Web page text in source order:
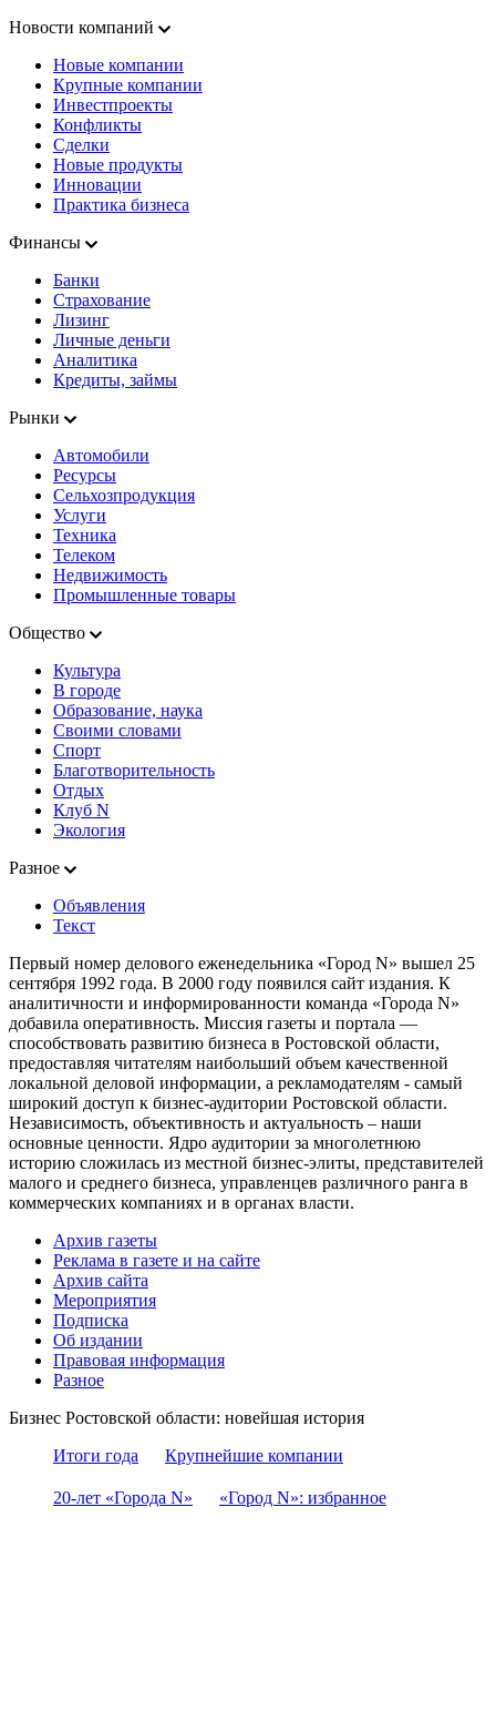
Новости компаний
Новые компании
Крупные компании
Инвестпроекты
Конфликты
Сделки
Новые продукты
Инновации
Практика бизнеса
Финансы
Банки
Страхование
Лизинг
Личные деньги
Аналитика
Кредиты, займы
Рынки
Автомобили
Ресурсы
Сельхозпродукция
Услуги
Техника
Телеком
Недвижимость
Промышленные товары
Общество
Культура
В городе
Образование, наука
Своими словами
Спорт
Благотворительность
Отдых
Клуб N
Экология
Разное
Объявления
Текст
Первый номер делового еженедельника «Город N» вышел 25
сентября 1992 года. В 2000 году появился сайт издания. К
аналитичности и информированности команда «Города N»
добавила оперативность. Миссия газеты и портала —
способствовать развитию бизнеса в Ростовской области,
предоставляя читателям наибольший объем качественной
локальной деловой информации, а рекламодателям - самый
широкий доступ к бизнес-аудитории Ростовской области.
Независимость, объективность и актуальность – наши
основные ценности. Ядро аудитории за многолетнюю
историю сложилась из местной бизнес-элиты, представителей
малого и среднего бизнеса, управленцев различного ранга в
коммерческих компаниях и в органах власти.
Архив газеты
Реклама в газете и на сайте
Архив сайта
Мероприятия
Подписка
Об издании
Правовая информация
Разное
Бизнес Ростовской области: новейшая история
Итоги года
Крупнейшие компании
20-лет «Города N» «Город N»: избранное